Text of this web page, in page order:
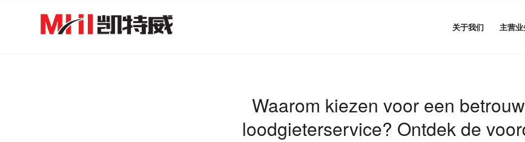
关于我们 主营
Waarom kiezen voor een
loodgieterservice? Ontdek de